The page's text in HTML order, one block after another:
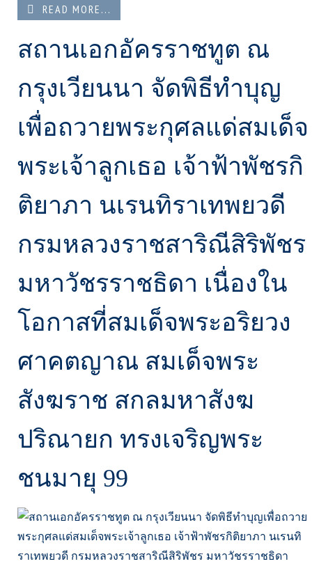
READ MORE...
สถานเอกอัครราชทูต ณ
กรุงเวียนนา จัดพิธีทำบุญ
เพื่อถวายพระกุศลแด่สมเด็จ
พระเจ้าลูกเธอ เจ้าฟ้าพัชรกิ
ติยาภา นเรนทิราเทพยวดี
กรมหลวงราชสาริณีสิริพัชร
มหาวัชรราชธิดา เนื่องใน
โอกาสที่สมเด็จพระอริยวง
ศาคตญาณ สมเด็จพระ
สังฆราช สกลมหาสังฆ
ปริณายก ทรงเจริญพระ
ชนมายุ 99